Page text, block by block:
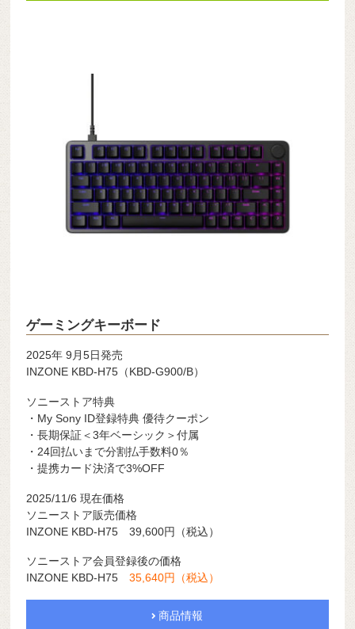
ゲーミングキーボード
2025年 9月5日発売
INZONE KBD-H75（KBD-G900/B）
ソニーストア特典
・My Sony ID登録特典 優待クーポン
・長期保証＜3年ベーシック＞付属
・24回払いまで分割払手数料0％
・提携カード決済で3%OFF
2025/11/6 現在価格
ソニーストア販売価格
INZONE KBD-H75 39,600円（税込）
ソニーストア会員登録後の価格
INZONE KBD-H7535,640円（税込）
商品情報